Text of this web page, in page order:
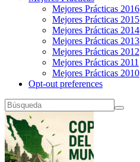
Mejores Prácticas 2016
Mejores Prácticas 2015
Mejores Prácticas 2014
Mejores Prácticas 2013
Mejores Prácticas 2012
Mejores Prácticas 2011
Mejores Prácticas 2010
Opt-out preferences